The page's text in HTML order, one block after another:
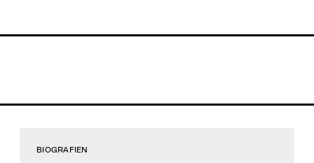
BIOGRAFIEN